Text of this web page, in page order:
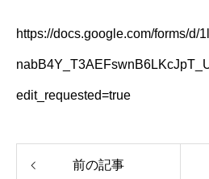
https://docs.google.com/forms/d/
edit_requested=true
前の記事